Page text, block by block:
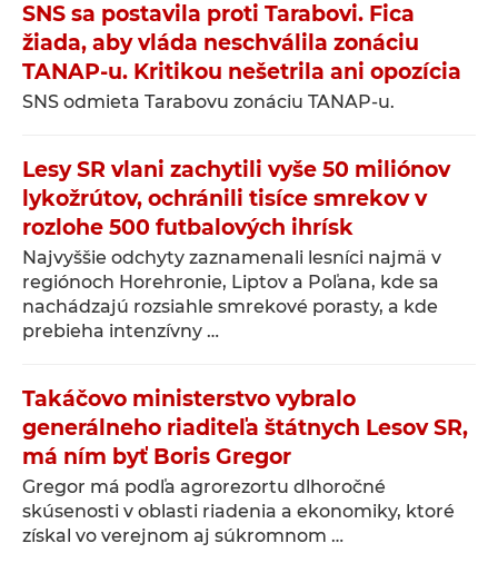
SNS sa postavila proti Tarabovi. Fica
žiada, aby vláda neschválila zonáciu
TANAP-u. Kritikou nešetrila ani opozícia
SNS odmieta Tarabovu zonáciu TANAP-u.
Lesy SR vlani zachytili vyše 50 miliónov
lykožrútov, ochránili tisíce smrekov v
rozlohe 500 futbalových ihrísk
Najvyššie odchyty zaznamenali lesníci najmä v
regiónoch Horehronie, Liptov a Poľana, kde sa
nachádzajú rozsiahle smrekové porasty, a kde
prebieha intenzívny …
Takáčovo ministerstvo vybralo
generálneho riaditeľa štátnych Lesov SR,
má ním byť Boris Gregor
Gregor má podľa agrorezortu dlhoročné
skúsenosti v oblasti riadenia a ekonomiky, ktoré
získal vo verejnom aj súkromnom …